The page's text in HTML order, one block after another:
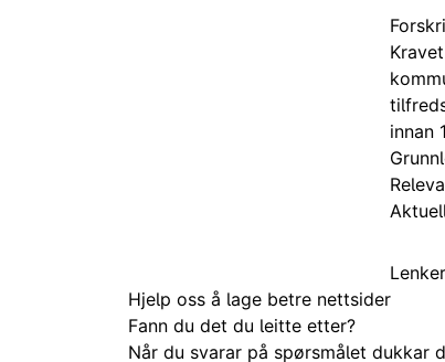
innan
Hjelp oss å lage betre nettsider
Fann du det du leitte etter?
Når du svarar på spørsmålet